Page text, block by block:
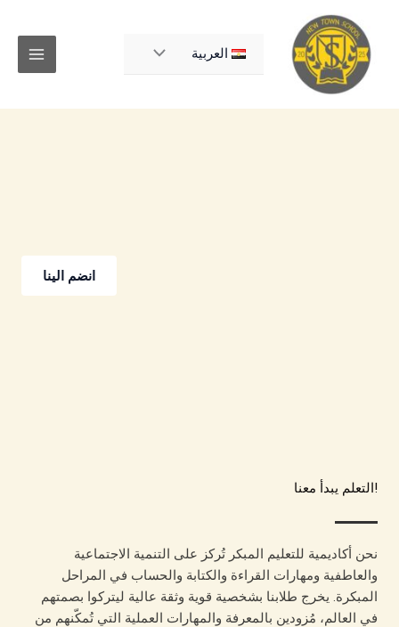
المحتوى
العربية
انضم الينا
!التعلم يبدأ معنا
نحن أكاديمية للتعليم المبكر تُركز على التنمية الاجتماعية
والعاطفية ومهارات القراءة والكتابة والحساب في المراحل
المبكرة. يخرج طلابنا بشخصية قوية وثقة عالية ليتركوا بصمتهم
في العالم، مُزودين بالمعرفة والمهارات العملية التي تُمكّنهم من